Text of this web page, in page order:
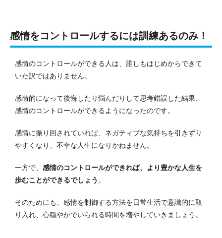
感情をコントロールするには訓練あるのみ！
感情のコントロールができる人は、誰しもはじめからできて
いた訳ではありません。
感情的になって後悔したり悩んだりして思考錯誤した結果、
感情のコントロールができるようになったのです。
感情に振り回されていれば、ネガティブな気持ちを引きずり
やすくなり、不幸な人生になりかねません。
一方で、 感情のコントロールができれば、より豊かな人生を
歩むことができるでしょう 。
そのためにも、感情を制御する方法を日常生活で意識的に取
り入れ、心穏やかでいられる時間を増やしていきましょう。